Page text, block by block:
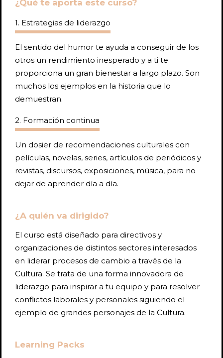
¿Qué te aporta este curso?
1. Estrategias de liderazgo
El sentido del humor te ayuda a conseguir de los
otros un rendimiento inesperado y a ti te
proporciona un gran bienestar a largo plazo. Son
muchos los ejemplos en la historia que lo
demuestran.
2. Formación continua
Un dosier de recomendaciones culturales con
películas, novelas, series, artículos de periódicos y
revistas, discursos, exposiciones, música, para no
dejar de aprender día a día.
¿A quién va dirigido?
El curso está diseñado para directivos y
organizaciones de distintos sectores interesados
en liderar procesos de cambio a través de la
Cultura. Se trata de una forma innovadora de
liderazgo para inspirar a tu equipo y para resolver
conflictos laborales y personales siguiendo el
ejemplo de grandes personajes de la Cultura.
Learning Packs